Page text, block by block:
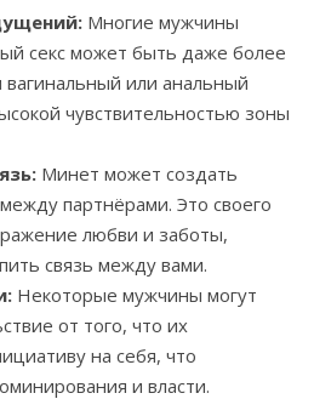
Многие мужчины
секс может быть даже более
или анальный
чувствительностью зоны
Минет может создать
партнёрами. Это своего
любви и заботы,
связь между вами.
Некоторые мужчины могут
от того, что их
на себя, что
и власти.